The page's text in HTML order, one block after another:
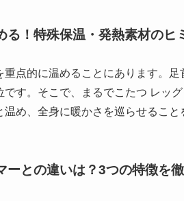
る！特殊保温・発熱素材のヒ
点的に温めることにあります。
です。そこで、まるでこたつ レッ
め、全身に暖かさを巡らせること
ーとの違いは？3つの特徴を